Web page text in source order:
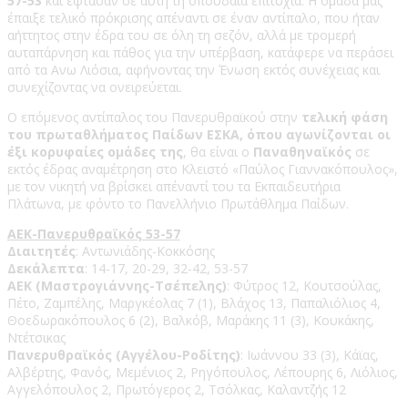
έπαιξε τελικό πρόκρισης απέναντι σε έναν αντίπαλο, που ήταν
αήττητος στην έδρα του σε όλη τη σεζόν, αλλά με τρομερή
αυταπάρνηση και πάθος για την υπέρβαση, κατάφερε να περάσει
από τα Ανω Λιόσια, αφήνοντας την Ένωση εκτός συνέχειας και
συνεχίζοντας να ονειρεύεται.
Ο επόμενος αντίπαλος του Πανερυθραϊκού στην τελική φάση
του πρωταθλήματος Παίδων ΕΣΚΑ, όπου αγωνίζονται οι
έξι κορυφαίες ομάδες της, θα είναι ο Παναθηναϊκός σε
εκτός έδρας αναμέτρηση στο Κλειστό «Παύλος Γιαννακόπουλος»,
με τον νικητή να βρίσκει απέναντί του τα Εκπαιδευτήρια
Πλάτωνα, με φόντο το Πανελλήνιο Πρωτάθλημα Παίδων.
ΑΕΚ-Πανερυθραϊκός 53-57
Διαιτητές: Αντωνιάδης-Κοκκόσης
Δεκάλεπτα: 14-17, 20-29, 32-42, 53-57
ΑΕΚ (Μαστρογιάννης-Τσέπελης): Φύτρος 12, Κουτσούλας,
Πέτο, Ζαμπέλης, Μαργκέολας 7 (1), Βλάχος 13, Παπαλιόλιος 4,
Θοεδωρακόπουλος 6 (2), Βαλκόβ, Μαράκης 11 (3), Κουκάκης,
Ντέτσικας
Πανερυθραϊκός (Αγγέλου-Ροδίτης): Ιωάννου 33 (3), Κάϊας,
Αλβέρτης, Φανός, Μεμένιος 2, Ρηγόπουλος, Λέπουρης 6, Λιόλιος,
Αγγελόπουλος 2, Πρωτόγερος 2, Τσόλκας, Καλαντζής 12